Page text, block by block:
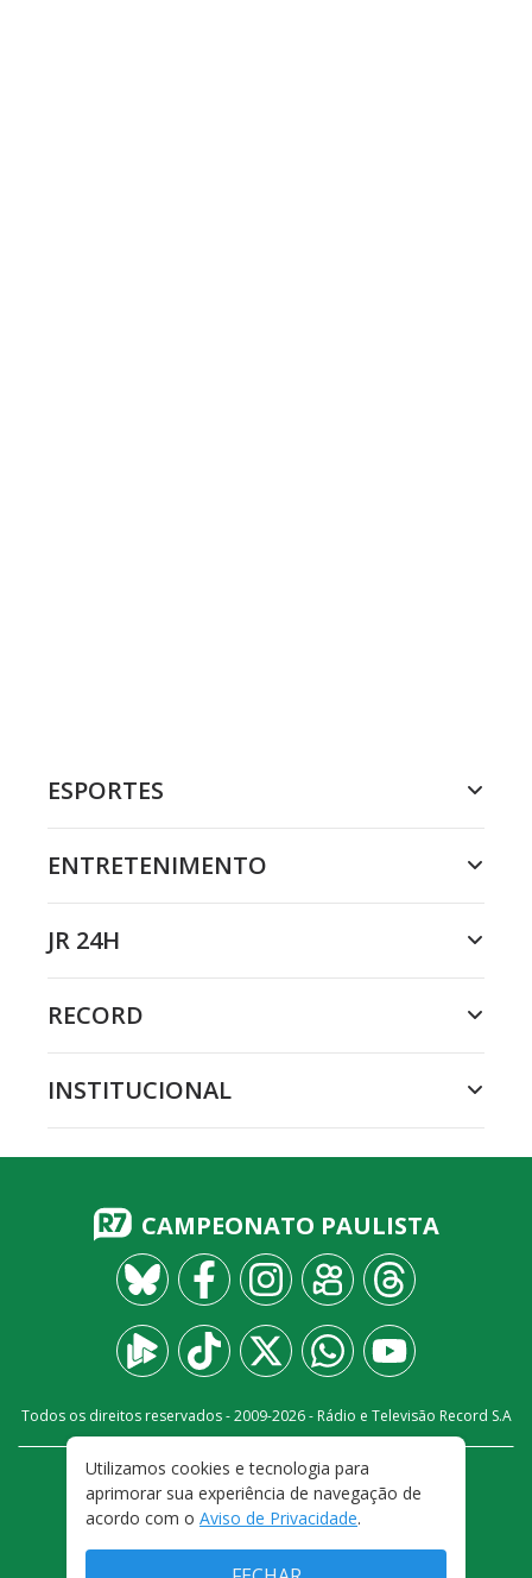
ESPORTES
ENTRETENIMENTO
JR 24H
RECORD
INSTITUCIONAL
CAMPEONATO PAULISTA
Todos os direitos reservados - 2009-2026- Rádio e Televisão Record S.A
FALE CONOSCO
PRIVACIDADE
TERMOS E CONDIÇÕES DE USO
Utilizamos cookies e tecnologia para
aprimorar sua experiência de navegação de
acordo com o Aviso de Privacidade.